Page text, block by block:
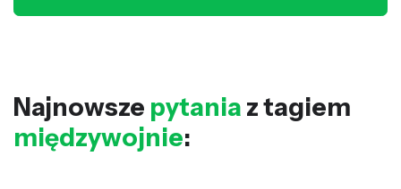
Najnowsze pytania z tagiem
międzywojnie: